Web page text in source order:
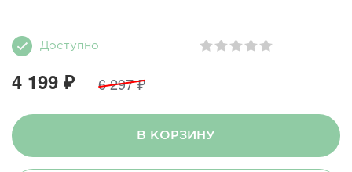
Доступно
4 199 ₽ 6 297 ₽
В КОРЗИНУ